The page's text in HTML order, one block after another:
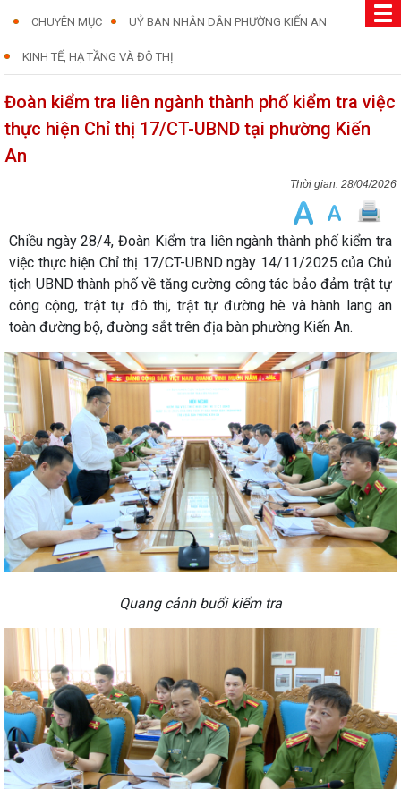
CHUYÊN MỤC UỶ BAN NHÂN DÂN PHƯỜNG KIẾN AN
KINH TẾ, HẠ TẦNG VÀ ĐÔ THỊ
Đoàn kiểm tra liên ngành thành phố kiểm tra việc
thực hiện Chỉ thị 17/CT-UBND tại phường Kiến
An
28/04/2026
Chiều ngày 28/4, Đoàn Kiểm tra liên ngành thành phố kiểm tra
việc thực hiện Chỉ thị 17/CT-UBND ngày 14/11/2025 của Chủ
tịch UBND thành phố về tăng cường công tác bảo đảm trật tự
công cộng, trật tự đô thị, trật tự đường hè và hành lang an
toàn đường bộ, đường sắt trên địa bàn phường Kiến An.
Quang cảnh buổi kiểm tra